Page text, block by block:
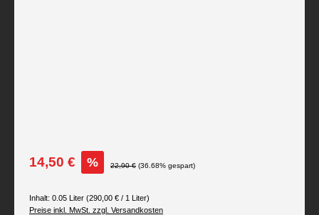
Verkaufspreis:
14,50 € % Regulärer Preis:
22,90 € (36.68% gespart)
Inhalt: 0.05 Liter (290,00 € / 1 Liter)
Preise inkl. MwSt. zzgl. Versandkosten